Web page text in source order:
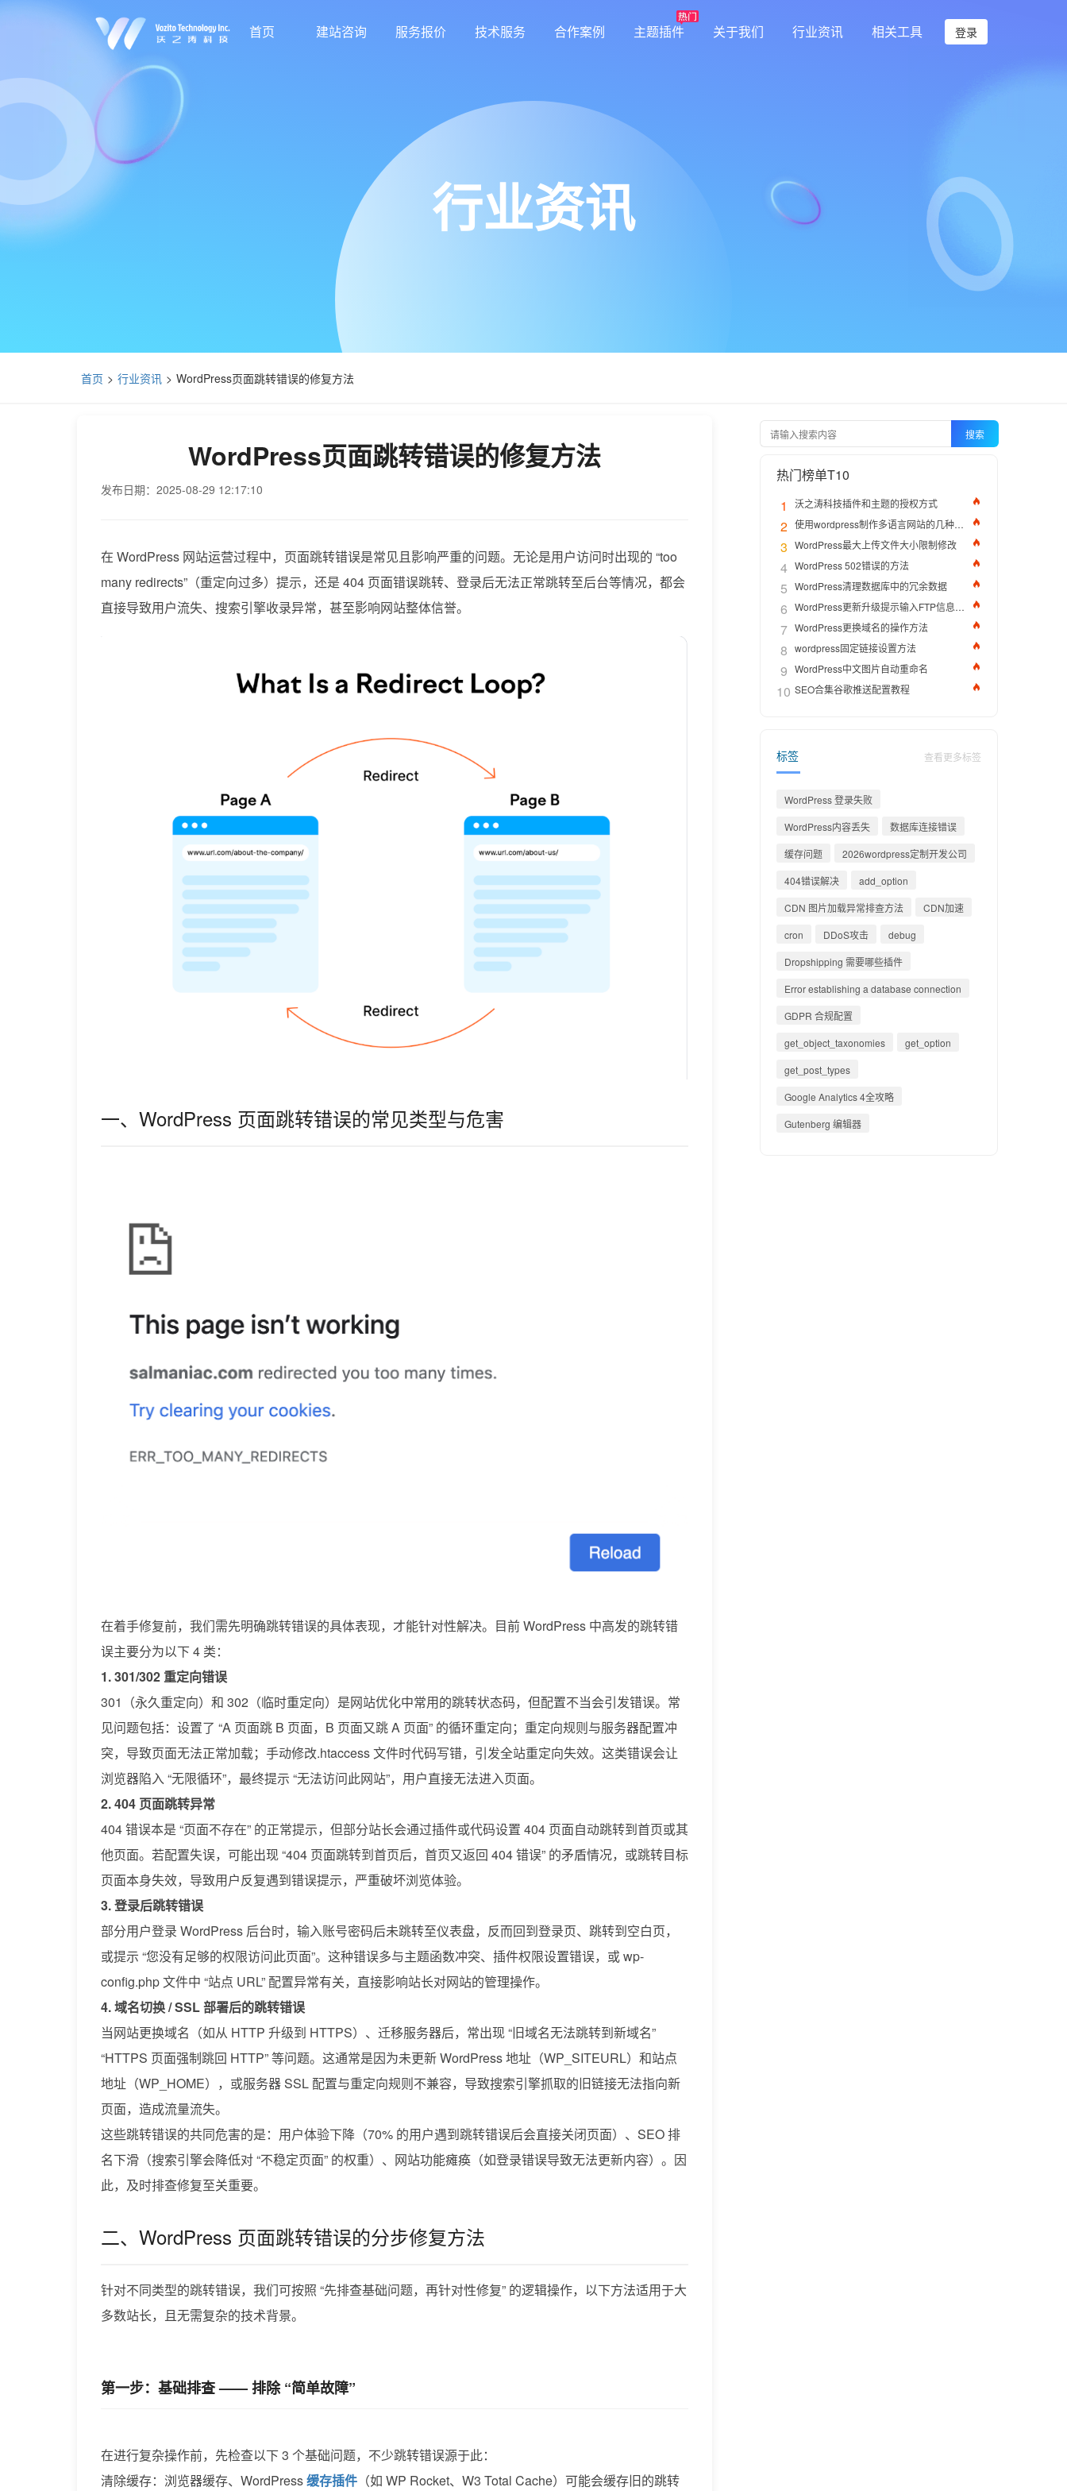
首页 建站咨询 服务报价 技术服务 合作案例 主题插件 关于我们 行业资讯 相关工具 登录
行业资讯
首页 行业资讯 WordPress页面跳转错误的修复方法
WordPress页面跳转错误的修复方法
发布日期：2025-08-29 12:17:10
在 WordPress 网站运营过程中，页面跳转错误是常见且影响严重的问题。无论是用户访问时出现的 “too
many redirects”（重定向过多）提示，还是 404 页面错误跳转、登录后无法正常跳转至后台等情况，都会
直接导致用户流失、搜索引擎收录异常，甚至影响网站整体信誉。
一、WordPress 页面跳转错误的常见类型与危害
在着手修复前，我们需先明确跳转错误的具体表现，才能针对性解决。目前 WordPress 中高发的跳转错
误主要分为以下 4 类：
1. 301/302 重定向错误
301（永久重定向）和 302（临时重定向）是网站优化中常用的跳转状态码，但配置不当会引发错误。常
见问题包括：设置了 “A 页面跳 B 页面，B 页面又跳 A 页面” 的循环重定向；重定向规则与服务器配置冲
突，导致页面无法正常加载；手动修改.htaccess 文件时代码写错，引发全站重定向失效。这类错误会让
浏览器陷入 “无限循环”，最终提示 “无法访问此网站”，用户直接无法进入页面。
2. 404 页面跳转异常
404 错误本是 “页面不存在” 的正常提示，但部分站长会通过插件或代码设置 404 页面自动跳转到首页或其
他页面。若配置失误，可能出现 “404 页面跳转到首页后，首页又返回 404 错误” 的矛盾情况，或跳转目标
页面本身失效，导致用户反复遇到错误提示，严重破坏浏览体验。
3. 登录后跳转错误
部分用户登录 WordPress 后台时，输入账号密码后未跳转至仪表盘，反而回到登录页、跳转到空白页，
或提示 “您没有足够的权限访问此页面”。这种错误多与主题函数冲突、插件权限设置错误，或 wp-
config.php 文件中 “站点 URL” 配置异常有关，直接影响站长对网站的管理操作。
4. 域名切换 / SSL 部署后的跳转错误
当网站更换域名（如从 HTTP 升级到 HTTPS）、迁移服务器后，常出现 “旧域名无法跳转到新域名”
“HTTPS 页面强制跳回 HTTP” 等问题。这通常是因为未更新 WordPress 地址（WP_SITEURL）和站点
地址（WP_HOME），或服务器 SSL 配置与重定向规则不兼容，导致搜索引擎抓取的旧链接无法指向新
页面，造成流量流失。
这些跳转错误的共同危害的是：用户体验下降（70% 的用户遇到跳转错误后会直接关闭页面）、SEO 排
名下滑（搜索引擎会降低对 “不稳定页面” 的权重）、网站功能瘫痪（如登录错误导致无法更新内容）。因
此，及时排查修复至关重要。
二、WordPress 页面跳转错误的分步修复方法
针对不同类型的跳转错误，我们可按照 “先排查基础问题，再针对性修复” 的逻辑操作，以下方法适用于大
多数站长，且无需复杂的技术背景。
第一步：基础排查 —— 排除 “简单故障”
在进行复杂操作前，先检查以下 3 个基础问题，不少跳转错误源于此：
清除缓存：浏览器缓存、WordPress缓存插件 （如 WP Rocket、W3 Total Cache）可能会缓存旧的跳转
搜索
热门榜单T10
1
沃之涛科技插件和主题的授权方式
2 使用wordpress制作多语言网站的几种方法
3 WordPress最大上传文件大小限制修改
4 WordPress 502错误的方法
5 WordPress清理数据库中的冗余数据
6 WordPress更新升级提示输入FTP信息的解决办法
7 WordPress更换域名的操作方法
8 wordpress固定链接设置方法
9 WordPress中文图片自动重命名
10 SEO合集谷歌推送配置教程
标签 查看更多标签
WordPress 登录失败
WordPress内容丢失
数据库连接错误
缓存问题
2026wordpress定制开发公司
404错误解决
add_option
CDN 图片加载异常排查方法
CDN加速
cron
DDoS攻击
debug
Dropshipping 需要哪些插件
Error establishing a database connection
GDPR 合规配置
get_object_taxonomies
get_option
get_post_types
Google Analytics 4全攻略
Gutenberg 编辑器